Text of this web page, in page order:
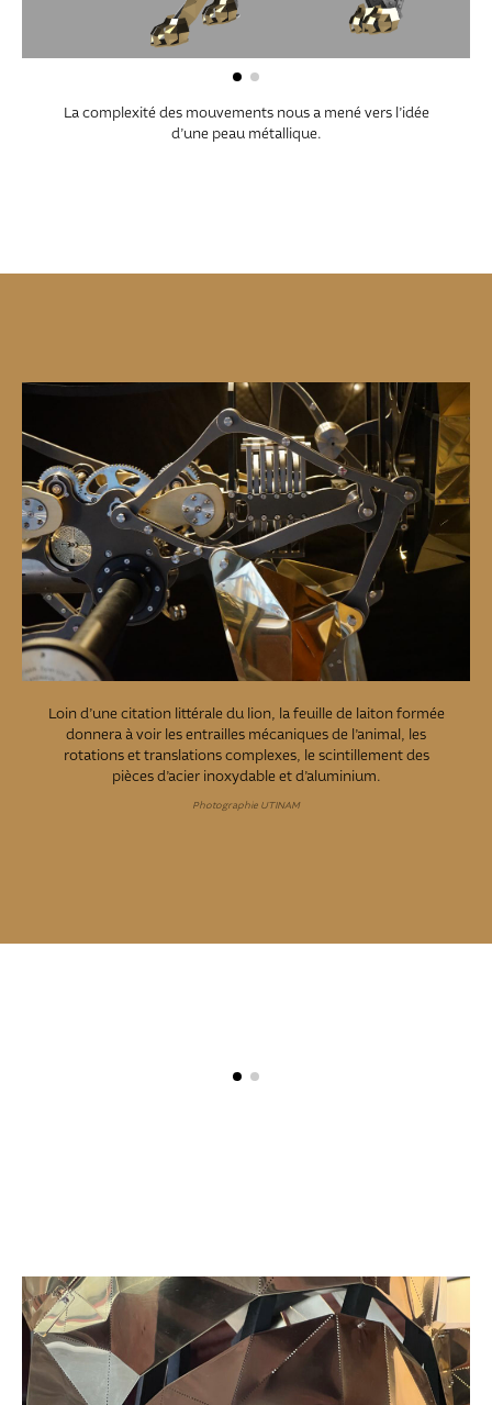
La complexité des mouvements nous a mené vers l’idée
d’une peau métallique.
Loin d’une citation littérale du lion, la feuille de laiton formée
donnera à voir les entrailles mécaniques de l’animal, les
rotations et translations complexes, le scintillement des
pièces d’acier inoxydable et d’aluminium.
Photographie UTINAM